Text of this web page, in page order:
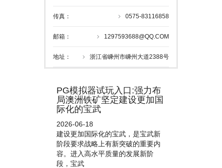
传真： 0575-83116858
邮箱： 1297593688@QQ.COM
地址： 浙江省嵊州市嵊州大道2388号
PG模拟器试玩入口:强力布
局澳洲铁矿坚定建设更加国
际化的宝武
2026-06-18
建设更加国际化的宝武，是宝武新
阶段要求战略上有新突破的重要内
容。进入高水平质量的发展新阶
段，宝武